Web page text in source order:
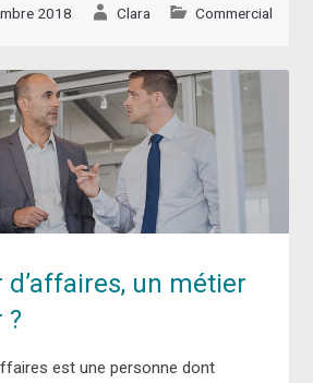
2018 Clara Commercial
un métier
?
est une personne dont